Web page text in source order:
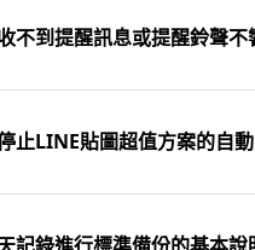
不到提醒訊息或提醒鈴聲不
止LINE貼圖超值方案的自